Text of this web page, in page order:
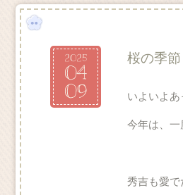
2025
04
09
桜の季節
いよいよ
今年は、
秀吉も愛で